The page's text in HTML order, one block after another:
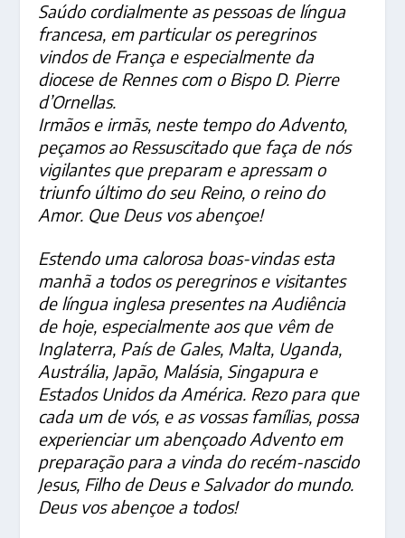
Saúdo cordialmente as pessoas de língua
francesa, em particular os peregrinos
vindos de França e especialmente da
diocese de Rennes com o Bispo D. Pierre
d’Ornellas.
Irmãos e irmãs, neste tempo do Advento,
peçamos ao Ressuscitado que faça de nós
vigilantes que preparam e apressam o
triunfo último do seu Reino, o reino do
Amor. Que Deus vos abençoe!
Estendo uma calorosa boas-vindas esta
manhã a todos os peregrinos e visitantes
de língua inglesa presentes na Audiência
de hoje, especialmente aos que vêm de
Inglaterra, País de Gales, Malta, Uganda,
Austrália, Japão, Malásia, Singapura e
Estados Unidos da América. Rezo para que
cada um de vós, e as vossas famílias, possa
experienciar um abençoado Advento em
preparação para a vinda do recém-nascido
Jesus, Filho de Deus e Salvador do mundo.
Deus vos abençoe a todos!